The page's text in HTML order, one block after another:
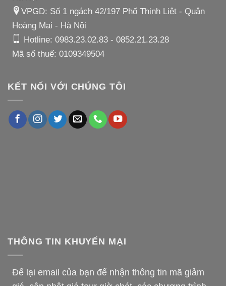
VPGD: Số 1 ngách 42/197 Phố Thịnh Liệt - Quận
Hoàng Mai - Hà Nội
Hotline: 0983.23.02.83- 0852.21.23.28
Mã số thuế: 0109349504
KẾT NỐI VỚI CHÚNG TÔI
THÔNG TIN KHUYẾN MẠI
Để lại email của bạn để nhận thông tin mã giảm